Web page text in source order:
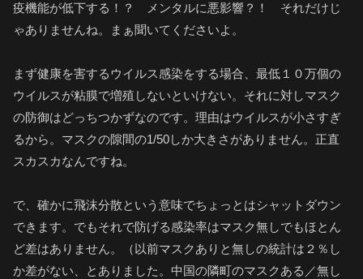
疫機能が低下する！？ メンタルに悪影響？！ それだけじ
ゃありませんね。まぁ聞いてくださいよ。
まず健康を害するウイルス感染をする場合、最低１０万個の
ウイルスが粘膜で増殖しないといけない。それに対しマスク
の防御はどっちつかずなのです。理由はウイルスが小さすぎ
るから。マスクの隙間の1/50しか大きさがありません。正直
スカスカなんですね。
で、確かに飛沫分散という意味でちょっとはシャットダウン
できます。でもそれで防げる感染率はマスク無しでもほとん
ど差はありません。（以前マスクありと無しの統計は２％し
か差がない、とありました。中国の隣町のマスクある／無し